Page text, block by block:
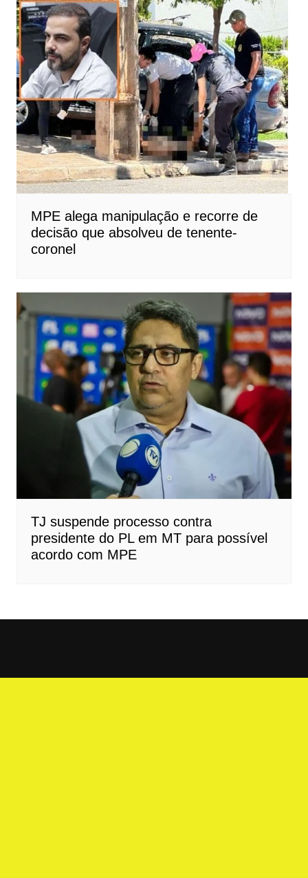
MPE alega manipulação e recorre de
decisão que absolveu de tenente-
coronel
TJ suspende processo contra
presidente do PL em MT para possível
acordo com MPE